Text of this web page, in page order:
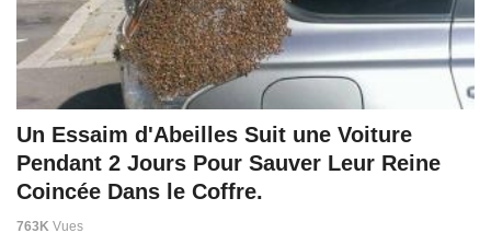
Un Essaim d'Abeilles Suit une Voiture
Pendant 2 Jours Pour Sauver Leur Reine
Coincée Dans le Coffre.
763K Vues